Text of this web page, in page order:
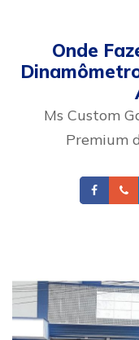
Onde
Ms Custom
Premium